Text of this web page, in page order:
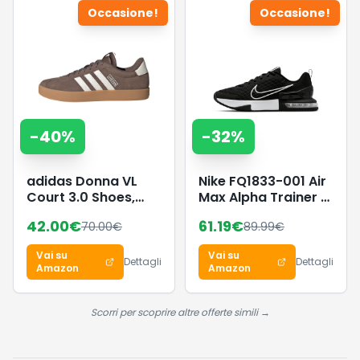
Occasione!
-40%
adidas Donna VL
Court 3.0 Shoes,
White/Gum 3, 44 EU
42.00€70.00€
Vai su
Amazon
Dettagli
Occasione!
-32%
Nike FQ1833-001 Air
Max Alpha Trainer 6
Black EU 40.5
61.19€89.99€
Vai su
Amazon
Dettagli
Scorri per scoprire altre offerte simili →